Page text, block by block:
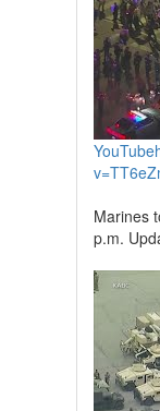
YouTube
Marines
p.m.